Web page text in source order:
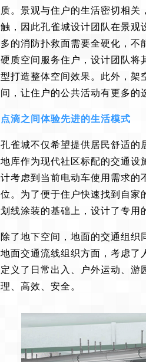
质。景观与住户的生活密切相
触，因此孔雀城设计团队在景观
多的消防扑救面需要全硬化，不
硬质空间服务住户，设计团队将
型打造整体空间效果。此外，架
间，让住户的公共活动有更多的
点滴之间体验先进的生活模式
孔雀城不仅希望提供居民舒适的
地库作为现代社区标配的交通设
计考虑到当前电动车使用需求的
位。为了便于住户快速找到自家
划线涂装的基础上，设计了专用
除了地下空间，地面的交通组织
地面交通流线组织方面，考虑了
定义了日常出入、户外运动、游
理、高效、安全。